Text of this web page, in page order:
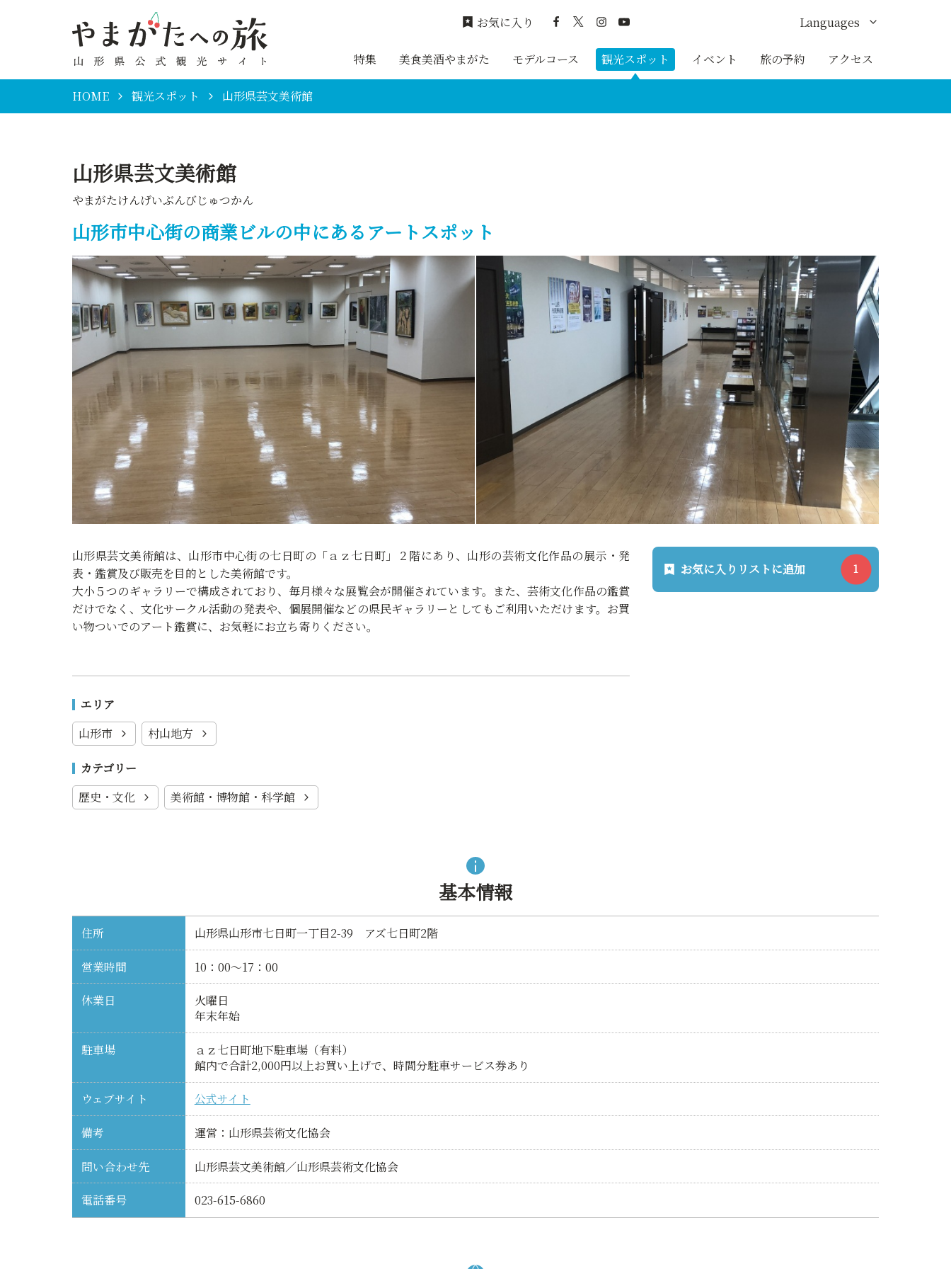
特集 美食美酒やまがた モデルコース 観光スポット イベント 旅の予約 アクセス
お気に入り Languages
English
HOME 観光スポット 山形県芸文美術館
山形県芸文美術館
やまがたけんげいぶんびじゅつかん
山形市中心街の商業ビルの中にあるアートスポット
山形県芸文美術館は、山形市中心街の七日町の「ａｚ七日町」２階にあり、山形の芸術文化作品の展示・発
表・鑑賞及び販売を目的とした美術館です。
大小５つのギャラリーで構成されており、毎月様々な展覧会が開催されています。また、芸術文化作品の鑑賞
だけでなく、文化サークル活動の発表や、個展開催などの県民ギャラリーとしてもご利用いただけます。お買
い物ついでのアート鑑賞に、お気軽にお立ち寄りください。
エリア
山形市
村山地方
カテゴリー
歴史・文化
美術館・博物館・科学館
お気に入りリストに追加
基本情報
住所 山形県山形市七日町一丁目2-39 アズ七日町2階
営業時間 10：00～17：00
休業日
火曜日
年末年始
駐車場
ａｚ七日町地下駐車場（有料）
館内で合計2,000円以上お買い上げで、時間分駐車サービス券あり
ウェブサイト 公式サイト
備考 運営：山形県芸術文化協会
問い合わせ先 山形県芸文美術館／山形県芸術文化協会
電話番号 023-615-6860